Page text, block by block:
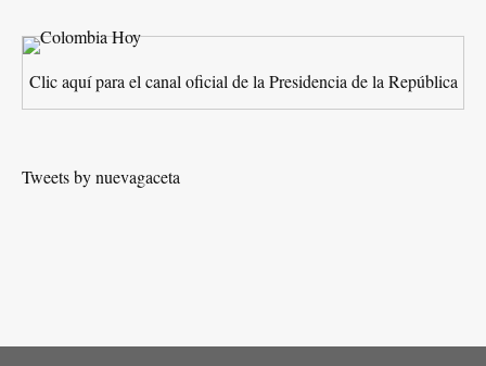
Clic aquí para el canal oficial de la Presidencia de la República
Tweets by nuevagaceta